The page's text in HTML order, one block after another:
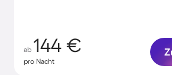
ab 144 €
pro Nacht